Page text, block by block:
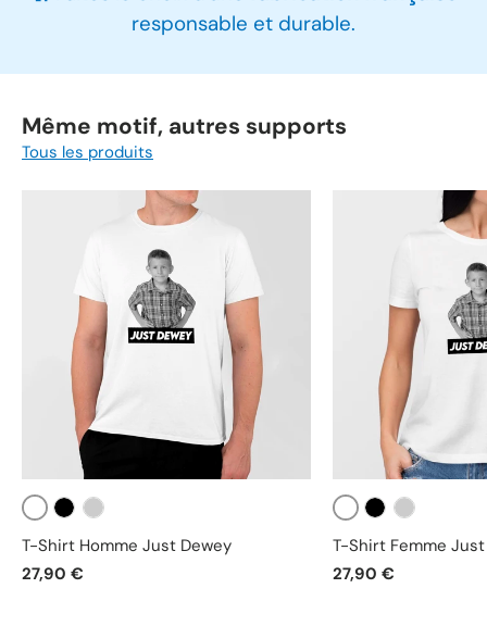
responsable et durable.
Même motif, autres supports
Tous les produits
Blanc
T-Shirt Homme Just Dewey
27,90 €
Blanc
T-Shirt Femme
27,90 €